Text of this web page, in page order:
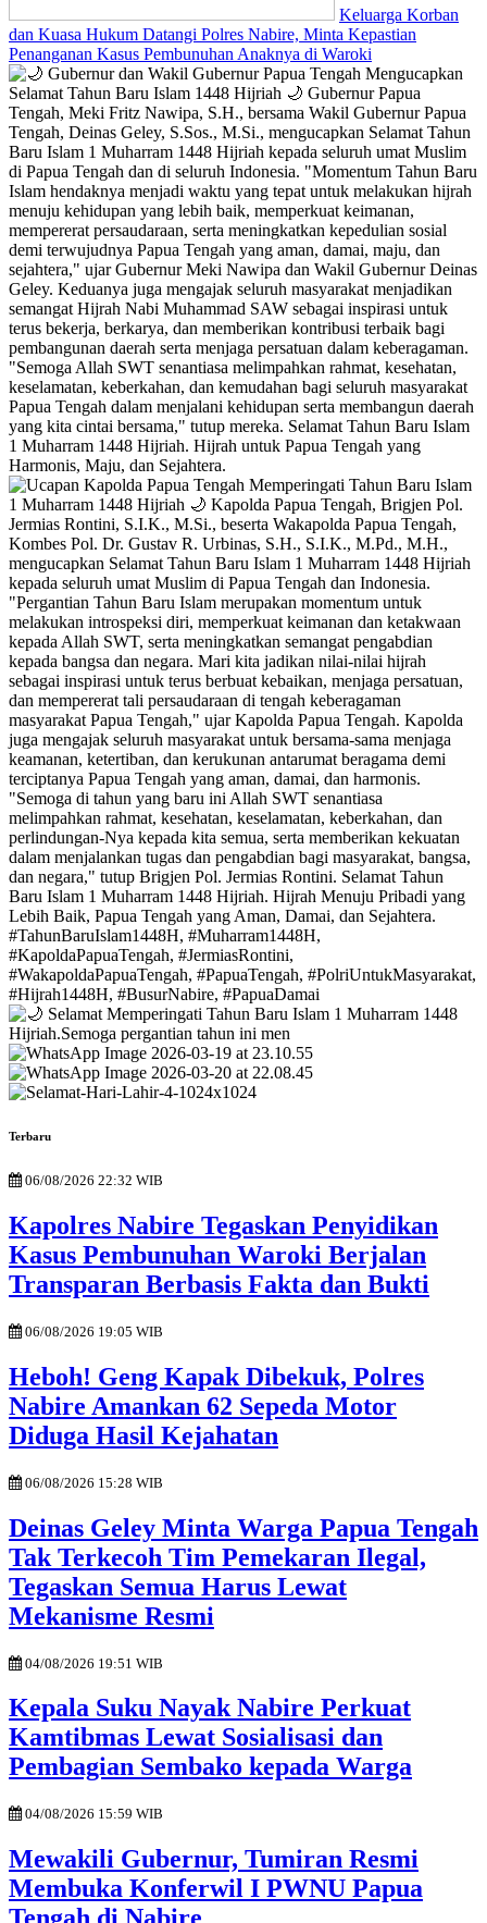
Keluarga Korban
dan Kuasa Hukum Datangi Polres Nabire, Minta Kepastian
Penanganan Kasus Pembunuhan Anaknya di Waroki
Terbaru
06/08/2026 22:32 WIB
Kapolres Nabire Tegaskan Penyidikan
Kasus Pembunuhan Waroki Berjalan
Transparan Berbasis Fakta dan Bukti
06/08/2026 19:05 WIB
Heboh! Geng Kapak Dibekuk, Polres
Nabire Amankan 62 Sepeda Motor
Diduga Hasil Kejahatan
06/08/2026 15:28 WIB
Deinas Geley Minta Warga Papua Tengah
Tak Terkecoh Tim Pemekaran Ilegal,
Tegaskan Semua Harus Lewat
Mekanisme Resmi
04/08/2026 19:51 WIB
Kepala Suku Nayak Nabire Perkuat
Kamtibmas Lewat Sosialisasi dan
Pembagian Sembako kepada Warga
04/08/2026 15:59 WIB
Mewakili Gubernur, Tumiran Resmi
Membuka Konferwil I PWNU Papua